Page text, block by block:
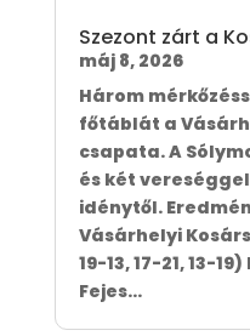
Szezont zárt a
máj 8, 2026
Három
főtáblát a
csapata. A
és két
idénytől.
Vásárhelyi
19-13, 17-21, 13-
Fejes...